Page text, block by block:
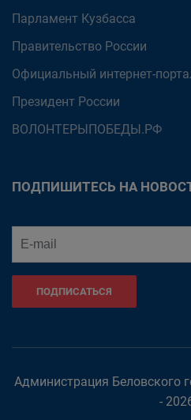
Парламент Кузбасса
Правительство России
Официальный интернет-
Президент России
ВОЛОНТЕРЫПОБЕДЫ.РФ
ПОДПИШИТЕСЬ НА
ПОДПИСАТЬСЯ
Администрация Беловского
-